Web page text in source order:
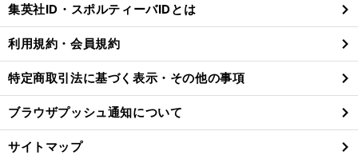
る
集英社ID・スポルティーバIDとは
利用規約・会員規約
特定商取引法に基づく表示・その他の事項
ブラウザプッシュ通知について
サイトマップ